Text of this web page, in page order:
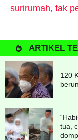
surirumah, tak
ARTIKEL
120
tua,